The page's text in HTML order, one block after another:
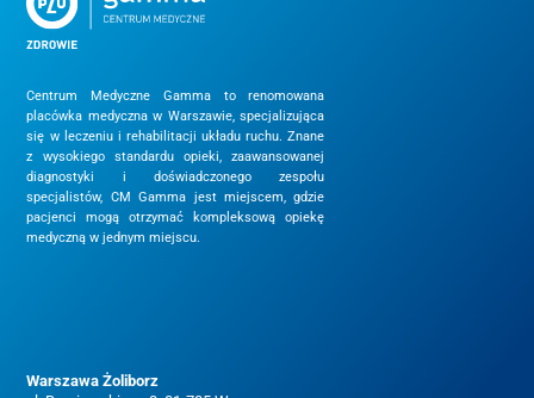
Centrum Medyczne Gamma to renomowana
placówka medyczna w Warszawie, specjalizująca
się w leczeniu i rehabilitacji układu ruchu. Znane
z wysokiego standardu opieki, zaawansowanej
diagnostyki i doświadczonego zespołu
specjalistów, CM Gamma jest miejscem, gdzie
pacjenci mogą otrzymać kompleksową opiekę
medyczną w jednym miejscu.
Warszawa Żoliborz